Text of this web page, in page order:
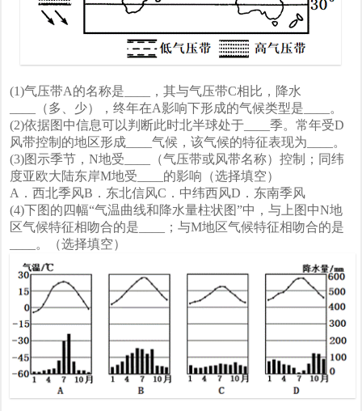
(1)气压带A的名称是____，其与气压带C相比，降水
____（多、少），终年在A影响下形成的气候类型是____。
(2)依据图中信息可以判断此时北半球处于____季。常年受D
风带控制的地区形成____气候，该气候的特征表现为____。
(3)图示季节，N地受____（气压带或风带名称）控制；同纬
度亚欧大陆东岸M地受____的影响（选择填空）
A．西北季风B．东北信风C．中纬西风D．东南季风
(4)下图的四幅“气温曲线和降水量柱状图”中，与上图中N地
区气候特征相吻合的是____；与M地区气候特征相吻合的是
____。（选择填空）